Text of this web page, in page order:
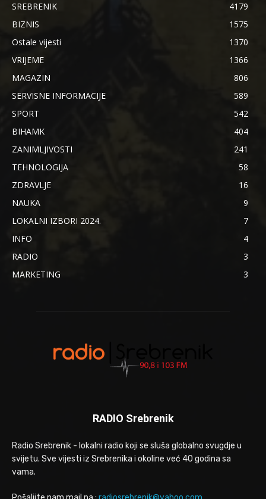
SREBRENIK
4179
BIZNIS
1575
Ostale vijesti
1370
VRIJEME
1366
MAGAZIN
806
SERVISNE INFORMACIJE
589
SPORT
542
BIHAMK
404
ZANIMLJIVOSTI
241
TEHNOLOGIJA
58
ZDRAVLJE
16
NAUKA
9
LOKALNI IZBORI 2024.
7
INFO
4
RADIO
3
MARKETING
3
RADIO Srebrenik
Radio Srebrenik - lokalni radio koji se sluša globalno svugdje u
svijetu. Sve vijesti iz Srebrenika i okoline već 40 godina sa
vama.